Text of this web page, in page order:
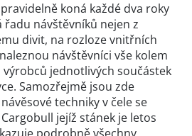
koná každé dva roky
řadu návštěvníků nejen z
divit, na rozloze vnitřních
návštěvníci vše kolem
jednotlivých součástek
Samozřejmě jsou zde
techniky v čele se
jejíž stánek je letos